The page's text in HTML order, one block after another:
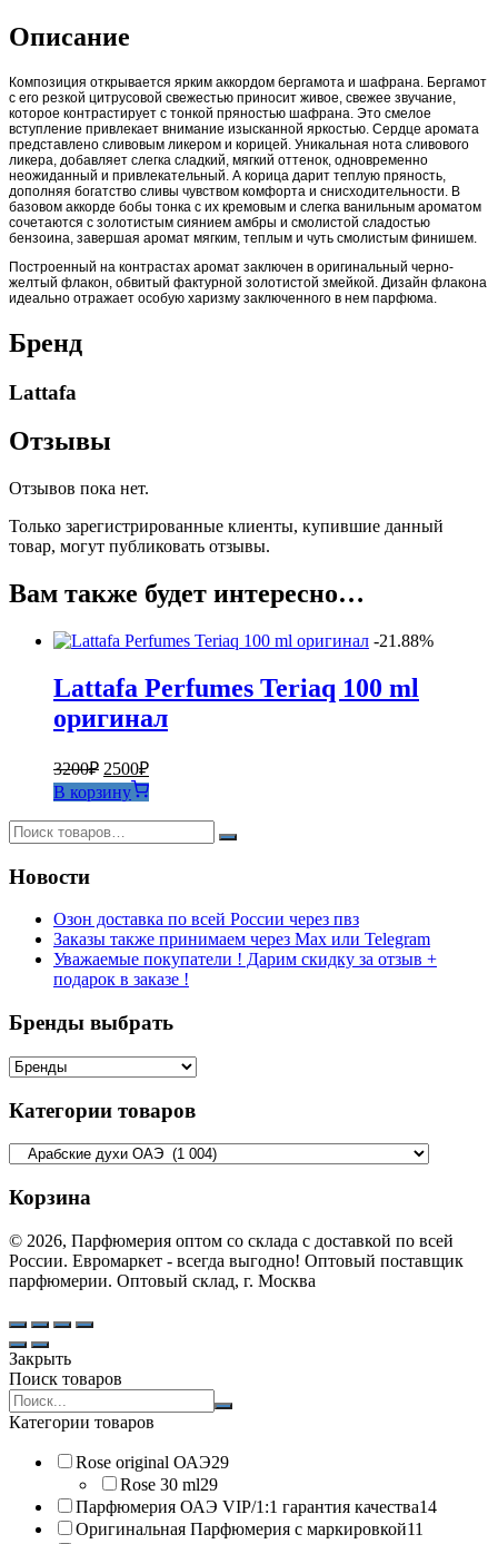
Описание
Композиция открывается ярким аккордом бергамота и шафрана. Бергамот
с его резкой цитрусовой свежестью приносит живое, свежее звучание,
которое контрастирует с тонкой пряностью шафрана. Это смелое
вступление привлекает внимание изысканной яркостью. Сердце аромата
представлено сливовым ликером и корицей. Уникальная нота сливового
ликера, добавляет слегка сладкий, мягкий оттенок, одновременно
неожиданный и привлекательный. А корица дарит теплую пряность,
дополняя богатство сливы чувством комфорта и снисходительности. В
базовом аккорде бобы тонка с их кремовым и слегка ванильным ароматом
сочетаются с золотистым сиянием амбры и смолистой сладостью
бензоина, завершая аромат мягким, теплым и чуть смолистым финишем.
Построенный на контрастах аромат заключен в оригинальный черно-
желтый флакон, обвитый фактурной золотистой змейкой. Дизайн флакона
идеально отражает особую харизму заключенного в нем парфюма.
Бренд
Lattafa
Отзывы
Отзывов пока нет.
Только зарегистрированные клиенты, купившие данный
товар, могут публиковать отзывы.
Вам также будет интересно…
-21.88%
Lattafa Perfumes Teriaq 100 ml
оригинал
3200₽ Первоначальная
цена
составляла
3200₽.
2500₽Текущая
цена:
2500₽.
В корзину
Новости
Озон доставка по всей России через пвз
Заказы также принимаем через Max или Telegram
Уважаемые покупатели ! Дарим скидку за отзыв +
подарок в заказе !
Бренды выбрать
Категории товаров
Корзина
© 2026, Парфюмерия оптом со склада с доставкой по всей
России. Евромаркет - всегда выгодно! Оптовый поставщик
парфюмерии. Оптовый склад, г. Москва
Закрыть
Поиск товаров
Search
products:
Категории товаров
Rose original ОАЭ29
Rose 30 ml29
Парфюмерия ОАЭ VIP/1:1 гарантия качества14
Оригинальная Парфюмерия с маркировкой11